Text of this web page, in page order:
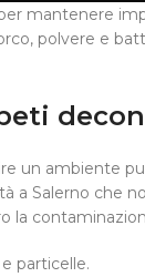
mantenere
polvere e
un ambiente
a Salerno che
la
particelle.